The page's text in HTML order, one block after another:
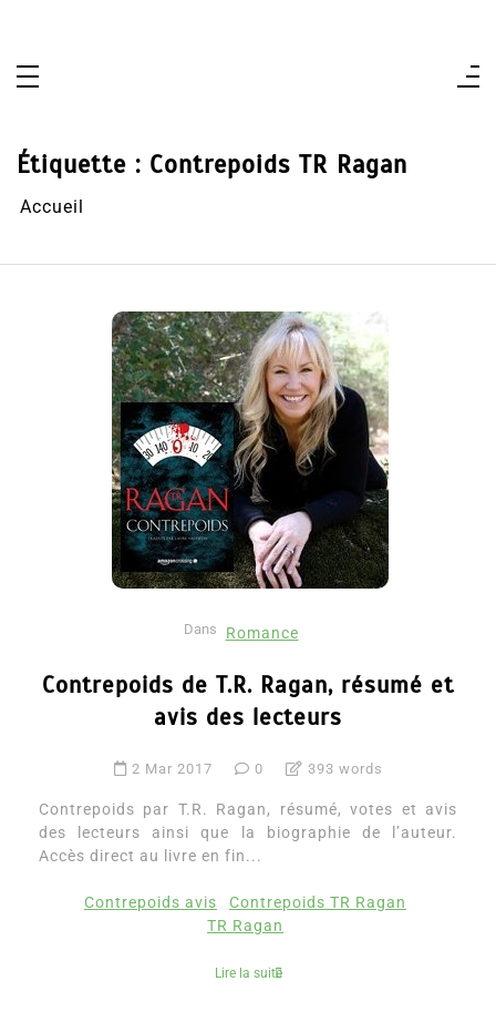
Étiquette : Contrepoids TR Ragan
Accueil
Dans Romance
Contrepoids de T.R. Ragan, résumé et
avis des lecteurs
2 Mar 2017 0 393 words
Contrepoids par T.R. Ragan, résumé, votes et avis
des lecteurs ainsi que la biographie de l’auteur.
Accès direct au livre en fin...
Contrepoids avis
Contrepoids TR Ragan
TR Ragan
Lire la suite